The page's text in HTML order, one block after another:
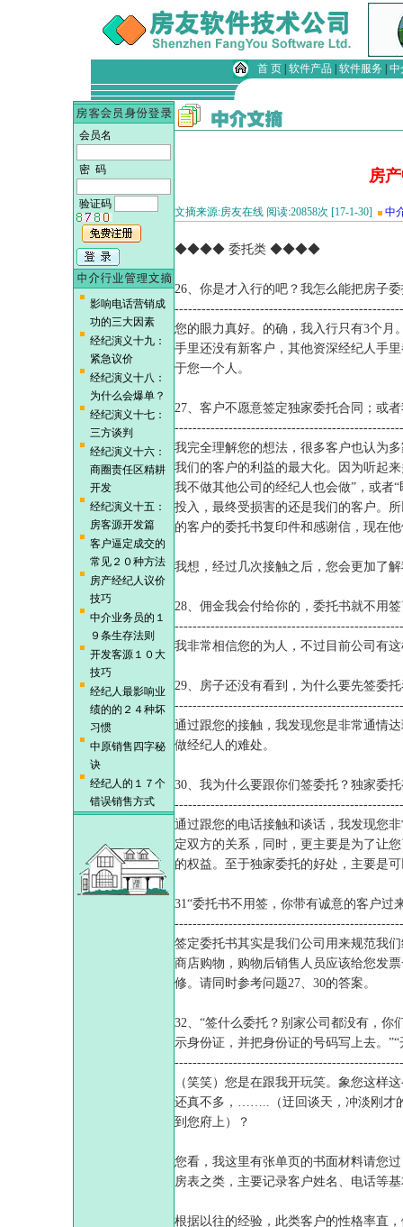
首 页 软件产品 软件服务 中
会员名
密 码
验证码
影响电话营销成
功的三大因素
经纪演义十九：
紧急议价
经纪演义十八：
为什么会爆单？
经纪演义十七：
三方谈判
经纪演义十六：
商圈责任区精耕
开发
经纪演义十五：
房客源开发篇
客户逼定成交的
常见２０种方法
房产经纪人议价
技巧
中介业务员的１
９条生存法则
开发客源１０大
技巧
经纪人最影响业
绩的的２４种坏
习惯
中原销售四字秘
诀
经纪人的１７个
错误销售方式
房
文摘来源:房友在线 阅读:20858次 [17-1-30] 中
◆◆◆◆ 委托类 ◆◆◆◆
26、你是才入行的吧？我怎么能把房子
您的眼力真好。的确，我入行只有3个月
手里还没有新客户，其他资深经纪人手
于您一个人。
27、客户不愿意签定独家委托合同；或
我完全理解您的想法，很多客户也认为
我们的客户的利益的最大化。因为听起
我不做其他公司的经纪人也会做”，或者
投入，最终受损害的还是我们的客户。
的客户的委托书复印件和感谢信，现在
我想，经过几次接触之后，您会更加了
28、佣金我会付给你的，委托书就不用
我非常相信您的为人，不过目前公司有
29、房子还没有看到，为什么要先签委
通过跟您的接触，我发现您是非常通情
做经纪人的难处。
30、我为什么要跟你们签委托？独家委
通过跟您的电话接触和谈话，我发现您
定双方的关系，同时，更主要是为了让
的权益。至于独家委托的好处，主要是
31“委托书不用签，你带有诚意的客户过
签定委托书其实是我们公司用来规范我
商店购物，购物后销售人员应该给您发
修。请同时参考问题27、30的答案。
32、“签什么委托？别家公司都没有，你
示身份证，并把身份证的号码写上去。
（笑笑）您是在跟我开玩笑。象您这样
还真不多，……..（迂回谈天，冲淡刚才
到您府上）？
您看，我这里有张单页的书面材料请您
房表之类，主要记录客户姓名、电话等
根据以往的经验，此类客户的性格率直